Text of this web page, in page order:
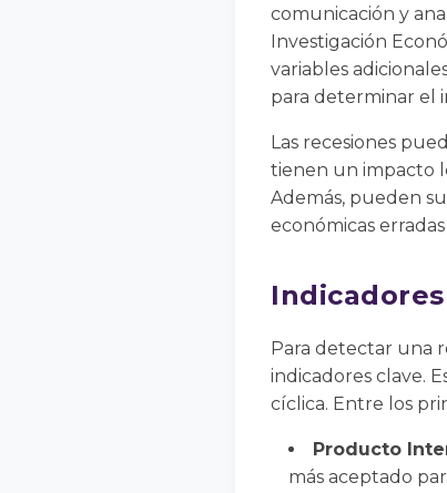
comunicación y
Investigación
variables
para determinar el
Las recesiones
tienen un impacto
Además, pueden
económicas
Para detectar una
indicadores clave.
cíclica. Entre los
Producto
más aceptado